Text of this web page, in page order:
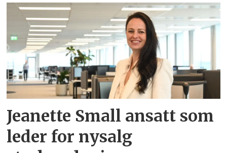
Jeanette Small ansatt som
leder for nysalg